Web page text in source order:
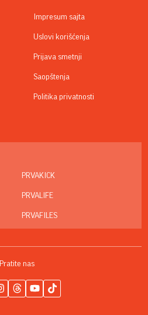
Impresum sajta
Uslovi korišćenja
Prijava smetnji
Saopštenja
Politika privatnosti
PRVAKICK
PRVALIFE
PRVAFILES
Pratite nas